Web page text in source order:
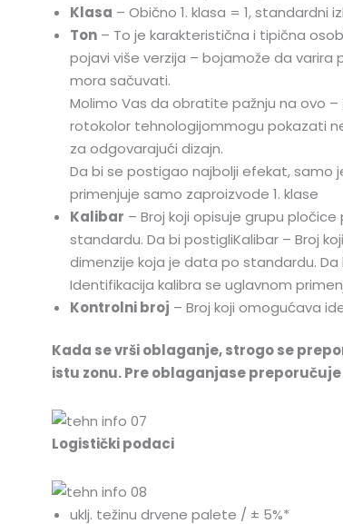
Klasa – Obično 1. klasa = 1, standardni
Ton – To je karakteristična i tipična
pojavi više verzija – bojamože da
mora sačuvati.
Molimo Vas da obratite pažnju na ovo
rotokolor tehnologijommogu pokazati
za odgovarajući dizajn.
Da bi se postigao najbolji efekat, samo
primenjuje samo zaproizvode 1. klase
Kalibar – Broj koji opisuje grupu
standardu. Da bi postigliKalibar – Broj
dimenzije koja je data po standardu.
Identifikacija kalibra se uglavnom
Kontrolni broj – Broj koji omogućava
Kada se vrši oblaganje, strogo se
istu zonu. Pre oblaganjase
Logistički podaci
uklj. težinu drvene palete / ± 5%*